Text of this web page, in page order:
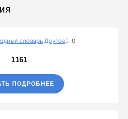
словарьДругое 0
1161
ПОДРОБНЕЕ